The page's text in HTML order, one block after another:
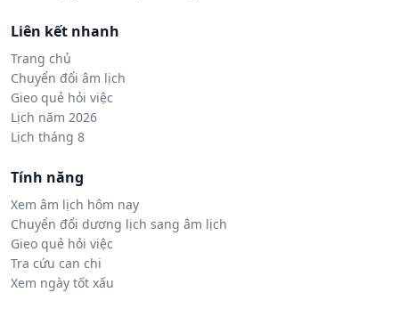
Liên kết nhanh
Trang chủ
Chuyển đổi âm lịch
Gieo quẻ hỏi việc
Lịch năm 2026
Lịch tháng 8
Tính năng
Xem âm lịch hôm nay
Chuyển đổi dương lịch sang âm lịch
Gieo quẻ hỏi việc
Tra cứu can chi
Xem ngày tốt xấu